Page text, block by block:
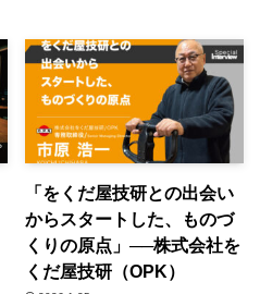
「をくだ屋技研との出会い
からスタートした、ものづ
くりの原点」──株式会社を
くだ屋技研（OPK）